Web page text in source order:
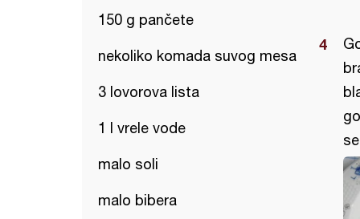
150 g pančete
nekoliko komada suvog mesa
3 lovorova lista
1 l vrele vode
malo soli
malo bibera